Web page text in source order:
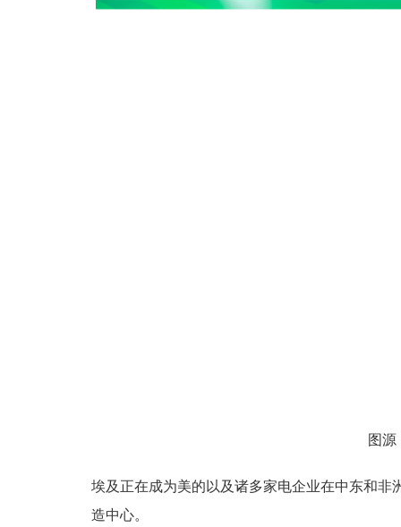
图源
埃及正在成为美的以及诸多家电企业在中东和
造中心。